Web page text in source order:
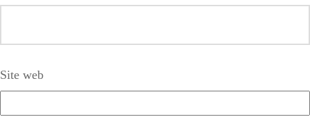
Site web